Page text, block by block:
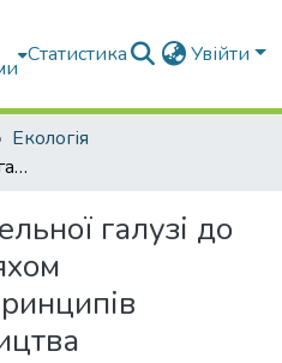
Статистика Увійти
Екологія
Адаптація будівельної галузі до змін клімату шляхом впровадження принципів зеленого будівництва
галузі до